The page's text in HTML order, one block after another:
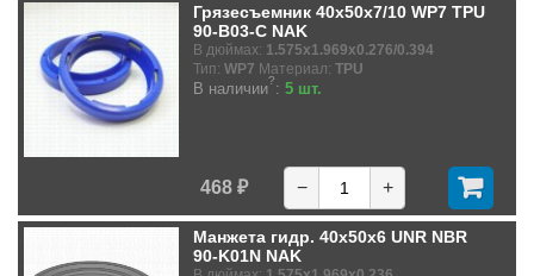
Грязесъемник 40x50x7/10 WP7 TPU
90-B03-C NAK
В дюймах: 1.575x1.969x0.276/0.394
Тип: WP7 Материал: TPU
В наличии?: 5 шт.
468 ₽ − +
Манжета гидр. 40x50x6 UNR NBR
90-K01N NAK